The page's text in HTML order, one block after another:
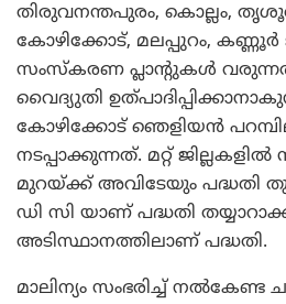
തിരുവനന്തപുരം, കൊല്ലം,
കോഴിക്കോട്, മലപ്പുറം, കണ്ണൂര്‍
സംസ്‌കരണ പ്ലാന്റുകള്‍ വരുന്നത്.
വൈദ്യുതി
കോഴിക്കോട് ഞെളിയന്‍
നടപ്പാക്കുന്നത്. മറ്റ്
മുറയ്ക്ക് അവിടേയും
ഡി സി യാണ് പദ്ധതി
അടിസ്ഥാനത്തിലാണ് പദ്ധതി.
മാലിന്യം സംഭരിച്ച്